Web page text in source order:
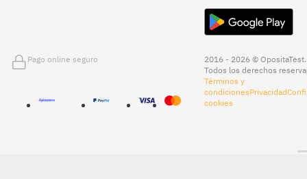
Pago online seguro
2016 - 2026 © OpositaTest.
Todos los derechos
Términos y
condicionesPrivacidad
cookies